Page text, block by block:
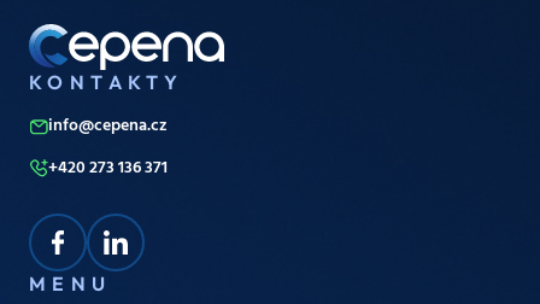
MENU
KONTAKTY
info@cepena.cz
+420 273 136 371